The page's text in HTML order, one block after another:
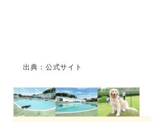
出典：公式サイト